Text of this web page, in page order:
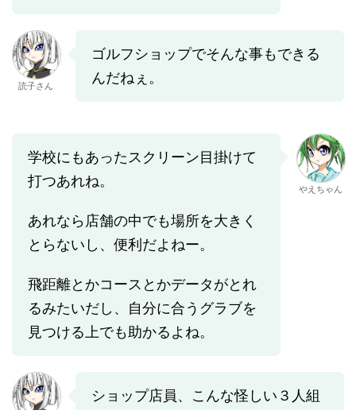
読子さん
ゴルフショップでそんな事もできる
んだねぇ。
学校にもあったスクリーン目掛けて
打つあれね。
あれなら店舗の中でも場所を大きく
とらないし、便利だよねー。
飛距離とかコースとかデータがとれ
るみたいだし、自分に合うグラブを
見つける上でも助かるよね。
やえちゃん
ショップ店員、こんな怪しい３人組